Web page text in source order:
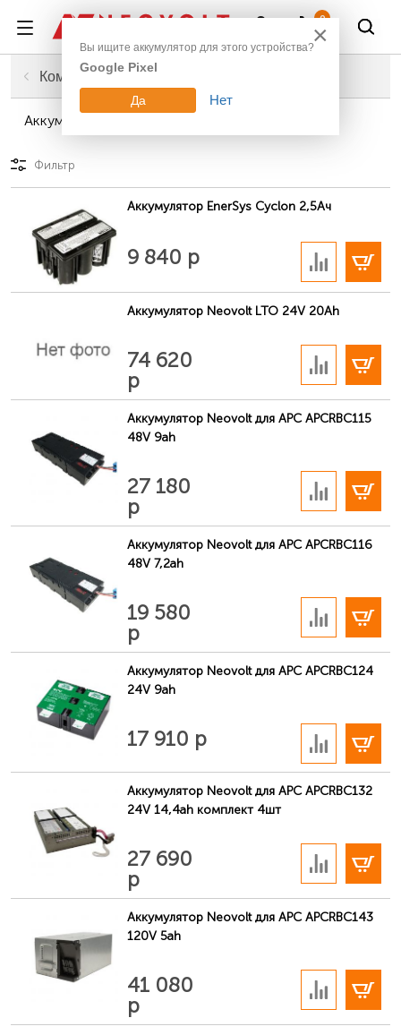
0
Главная
Компьютерная техника
Аккумуляторы для ИБП (UPS)
Фильтр
Аккумулятор EnerSys Cyclon 2,5Ач
9 840 р
Аккумулятор Neovolt LTO 24V 20Ah
74 620
р
Аккумулятор Neovolt для APC APCRBC115
48V 9ah
27 180
р
Аккумулятор Neovolt для APC APCRBC116
48V 7,2ah
19 580
р
Аккумулятор Neovolt для APC APCRBC124
24V 9ah
17 910 р
Аккумулятор Neovolt для APC APCRBC132
24V 14,4ah комплект 4шт
27 690
р
Аккумулятор Neovolt для APC APCRBC143
120V 5ah
41 080
р
×
Вы ищите аккумулятор для этого устройства?
Google Pixel
Да Нет